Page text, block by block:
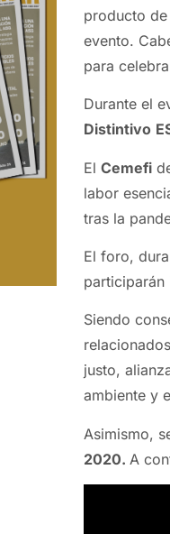
producto de
evento.
para
Durante el
Distintivo
El Cemefi
labor
tras la
El foro,
participarán
Siendo
justo,
ambiente y
Asimismo,
2020. A